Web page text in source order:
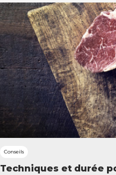
Conseils
Techniques et durée